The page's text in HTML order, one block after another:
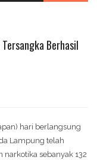
Tersangka Berhasil
hari berlangsung
Lampung telah
sebanyak 132